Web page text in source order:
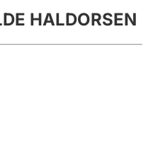
HALDORSEN